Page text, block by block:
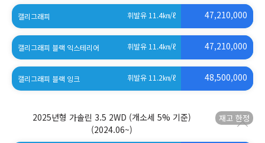
캘리그래피 휘발유 11.4㎞/ℓ 47,210,000
캘리그래피 블랙 익스테리어 휘발유 11.4㎞/ℓ 47,210,000
캘리그래피 블랙 잉크 휘발유 11.2㎞/ℓ 48,500,000
2025년형 가솔린 3.5 2WD (개소세 5% 기준)
(2024.06~)